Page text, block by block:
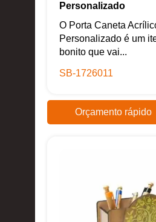
Personalizado
O Porta Caneta
Personalizado é um
bonito que vai...
SB-1726011
Orçamento rápido